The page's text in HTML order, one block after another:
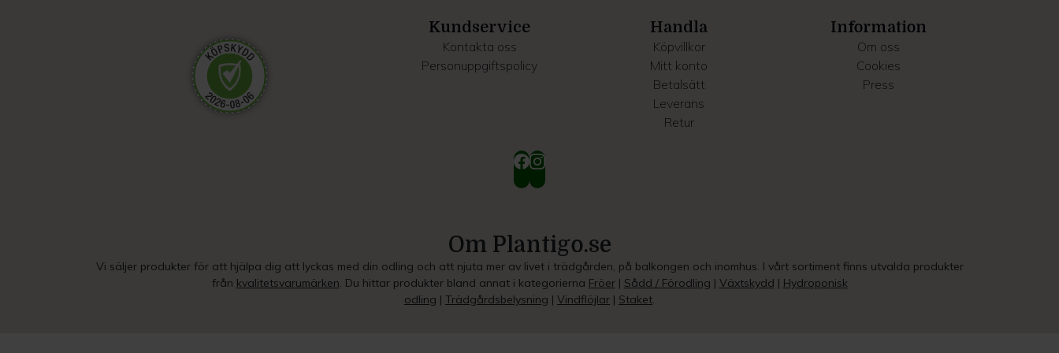
Kundservice
Kontakta oss
Personuppgiftspolicy
Handla
Köpvillkor
Mitt konto
Betalsätt
Leverans
Retur
Information
Om oss
Cookies
Press
Om Plantigo.se
Vi säljer produkter för att hjälpa dig att lyckas med din odling och att njuta mer av livet i trädgården, på balkongen och inomhus. I vårt sortiment finns utvalda produkter
från kvalitetsvarumärken. Du hittar produkter bland annat i kategorierna Fröer| Sådd / Förodling | Växtskydd | Hydroponisk
odling | Trädgårdsbelysning | Vindflöjlar | Staket.